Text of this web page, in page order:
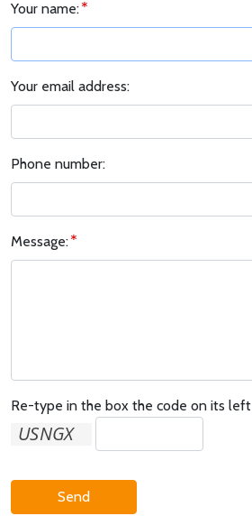
Your name:
Your email address:
Phone number:
Message:
Re-type in the box the code on its left
Send